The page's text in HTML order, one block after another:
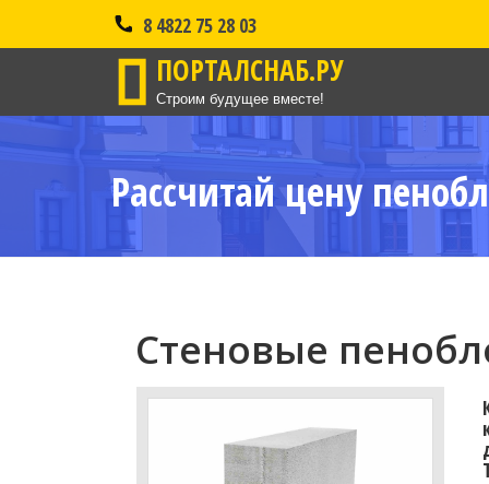
8 4822 75 28 03
ПОРТАЛСНАБ.РУ
Строим будущее вместе!
Рассчитай цену
Стеновые